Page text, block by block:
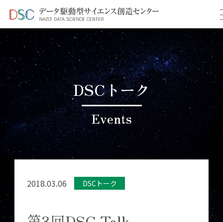
TOP ＞ イベント情報 ＞ 第3回DSC Talk
DSCトーク
Events
2018.03.06 DSCトーク